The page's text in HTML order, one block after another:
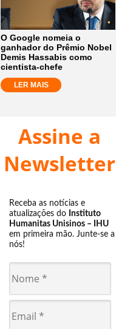
O Google nomeia o
ganhador do Prêmio Nobel
Demis Hassabis como
cientista-chefe
LER MAIS
Assine a
Newsletter
Receba as notícias e
atualizações do Instituto
Humanitas Unisinos – IHU
em primeira mão. Junte-se a
nós!